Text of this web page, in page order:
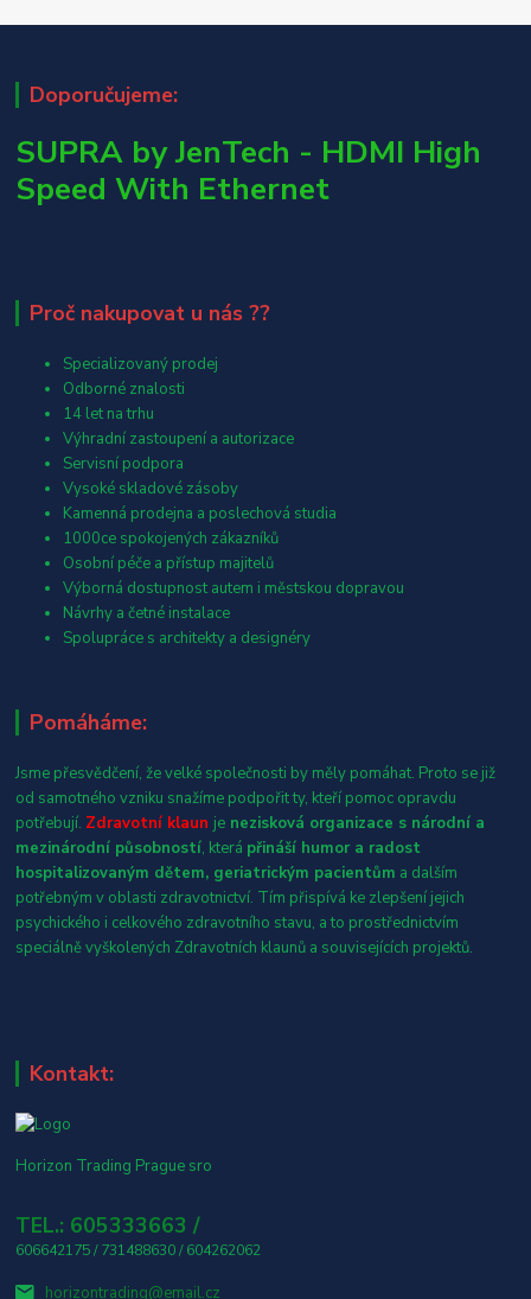
Doporučujeme:
SUPRA by JenTech - HDMI High
Speed With Ethernet
Proč nakupovat u nás ??
Specializovaný prodej
Odborné znalosti
14 let na trhu
Výhradní zastoupení a autorizace
Servisní podpora
Vysoké skladové zásoby
Kamenná prodejna a poslechová studia
1000ce spokojených zákazníků
Osobní péče a přístup majitelů
Výborná dostupnost autem i městskou dopravou
Návrhy a četné instalace
Spolupráce s architekty a designéry
Pomáháme:
Jsme přesvědčení, že velké společnosti by měly pomáhat. Proto se již
od samotného vzniku snažíme podpořit ty, kteří pomoc opravdu
potřebují. Zdravotní klaun je nezisková organizace s národní a
mezinárodní působností, která přináší humor a radost
hospitalizovaným dětem, geriatrickým pacientům a dalším
potřebným v oblasti zdravotnictví. Tím přispívá ke zlepšení jejich
psychického i celkového zdravotního stavu, a to prostřednictvím
speciálně vyškolených Zdravotních klaunů a souvisejících projektů.
Kontakt:
Horizon Trading Prague sro
TEL.: 605333663 /
606642175 / 731488630 / 604262062
horizontrading@email.cz